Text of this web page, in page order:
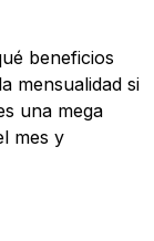
beneficios
mensualidad si
una mega
mes y